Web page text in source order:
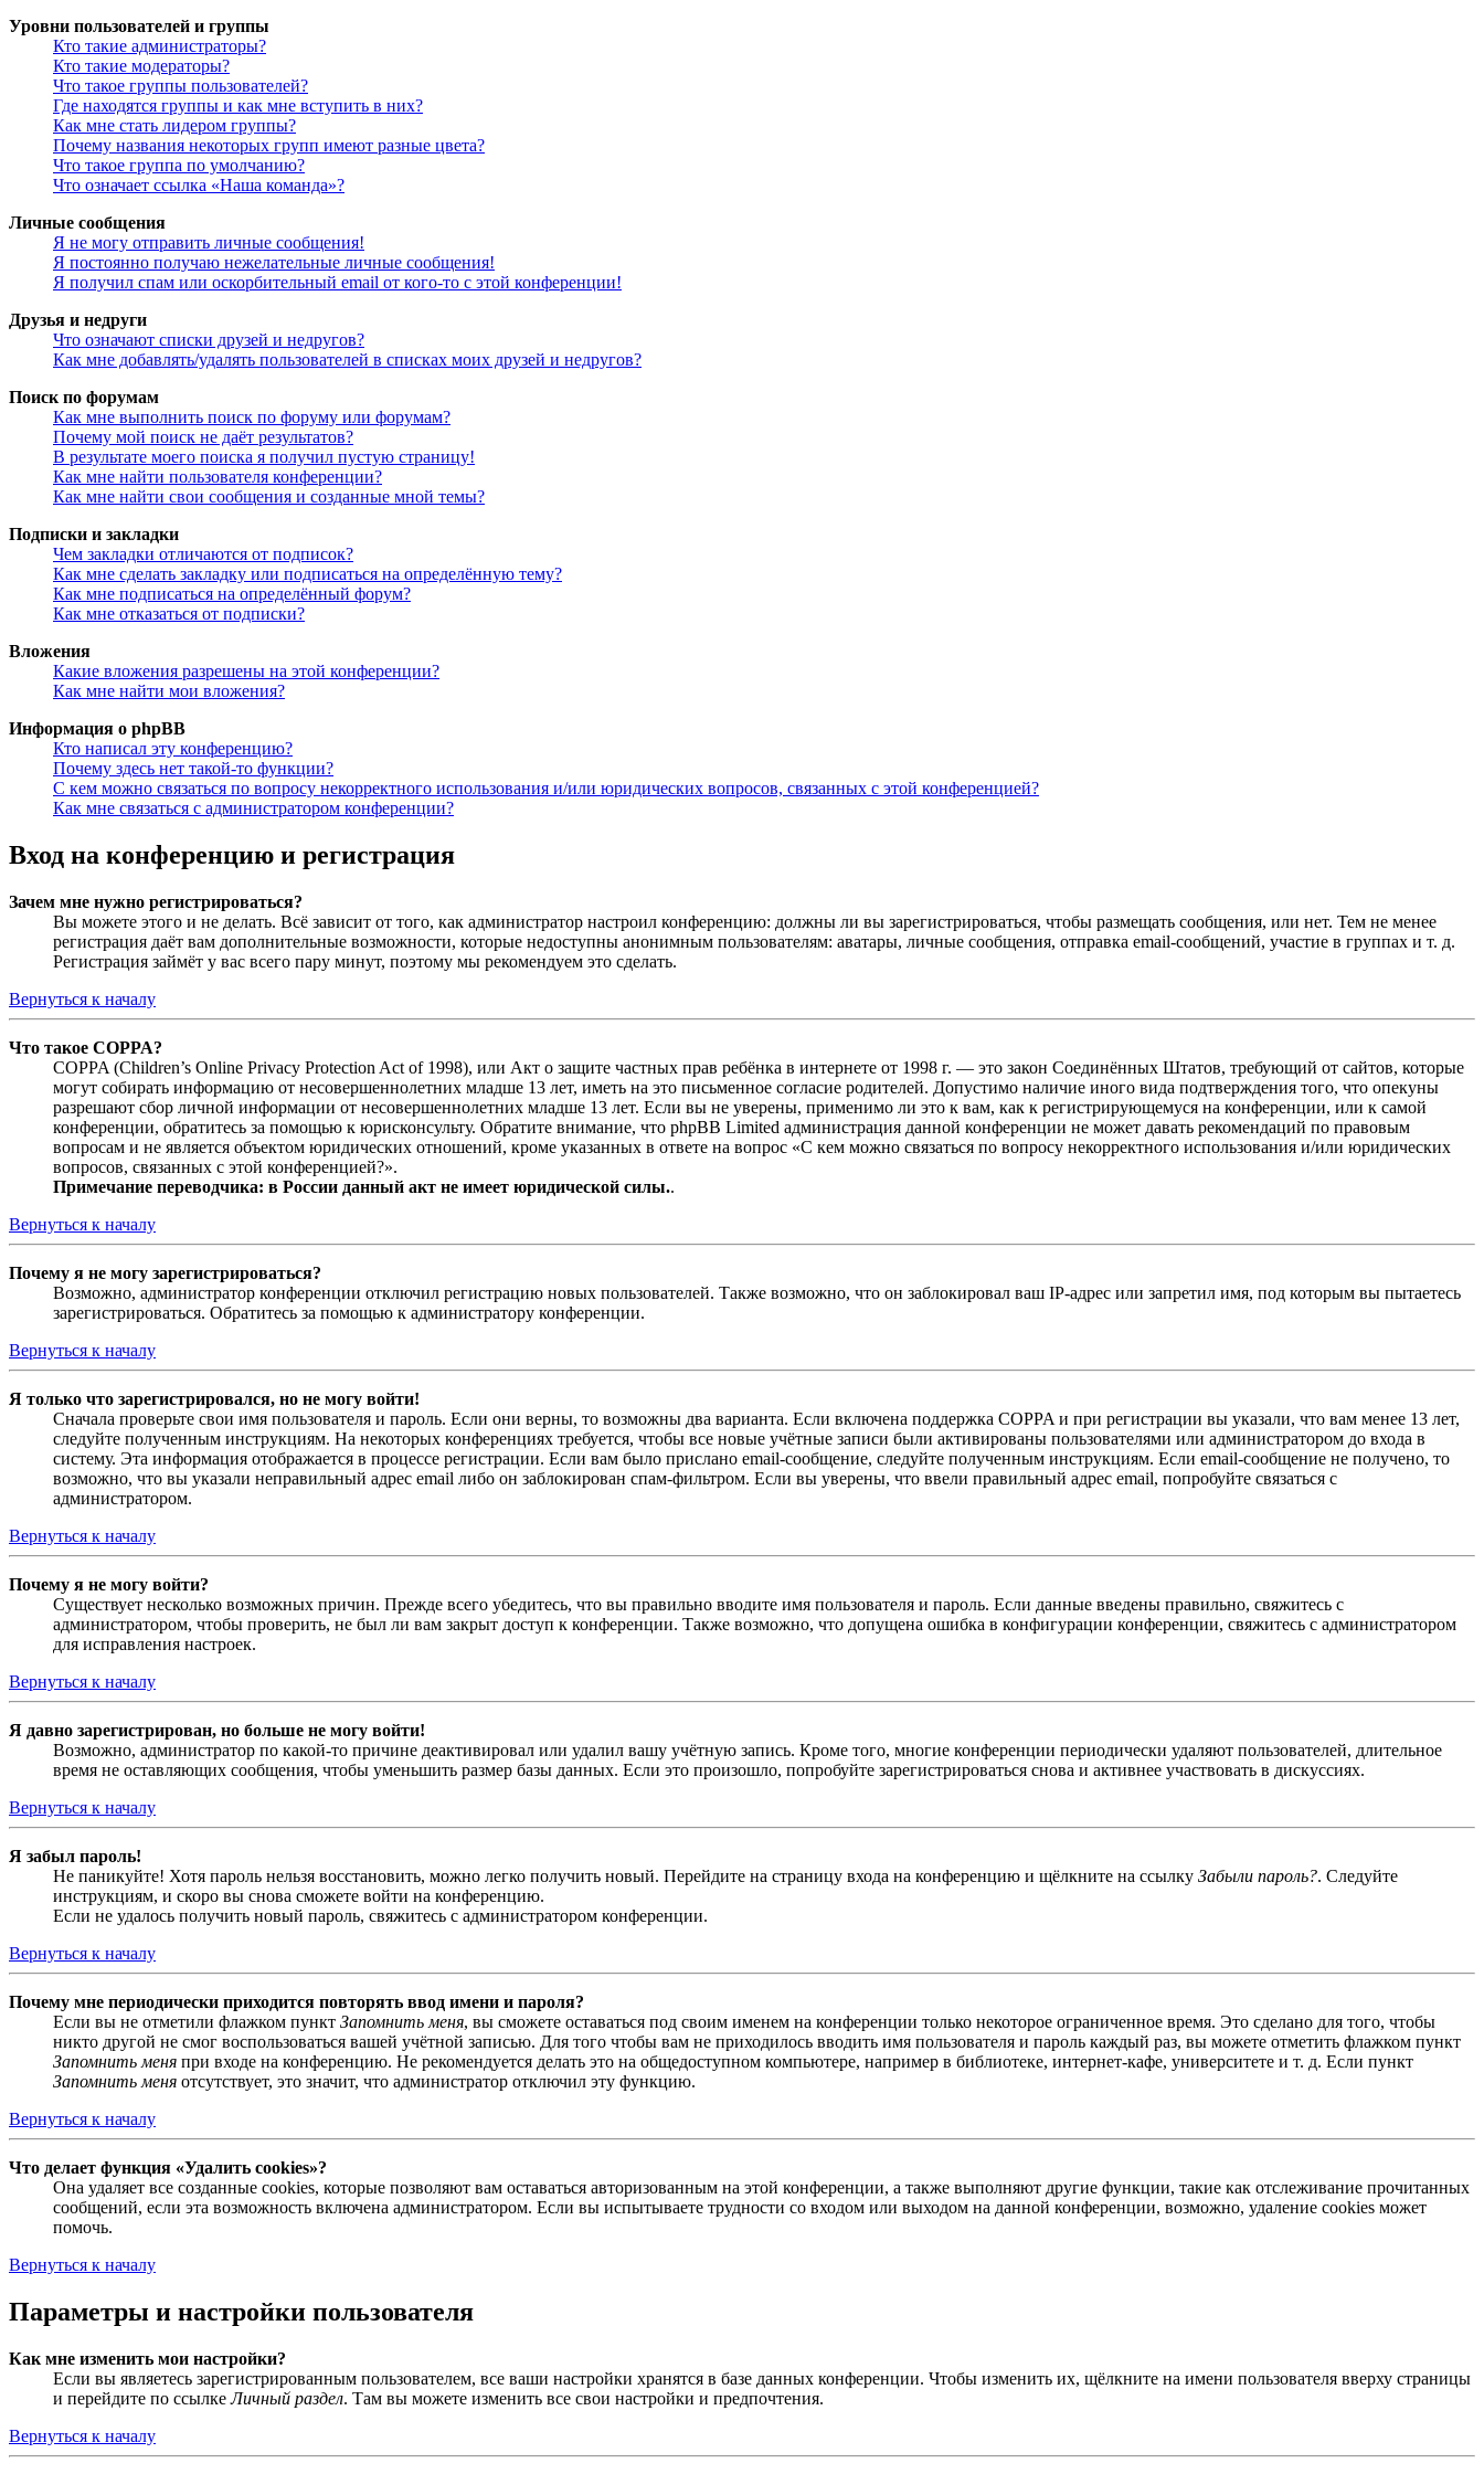
Уровни пользователей и группы
Кто такие администраторы?
Кто такие модераторы?
Что такое группы пользователей?
Где находятся группы и как мне вступить в них?
Как мне стать лидером группы?
Почему названия некоторых групп имеют разные цвета?
Что такое группа по умолчанию?
Что означает ссылка «Наша команда»?
Личные сообщения
Я не могу отправить личные сообщения!
Я постоянно получаю нежелательные личные сообщения!
Я получил спам или оскорбительный email от кого-то с этой конференции!
Друзья и недруги
Что означают списки друзей и недругов?
Как мне добавлять/удалять пользователей в списках моих друзей и недругов?
Поиск по форумам
Как мне выполнить поиск по форуму или форумам?
Почему мой поиск не даёт результатов?
В результате моего поиска я получил пустую страницу!
Как мне найти пользователя конференции?
Как мне найти свои сообщения и созданные мной темы?
Подписки и закладки
Чем закладки отличаются от подписок?
Как мне сделать закладку или подписаться на определённую тему?
Как мне подписаться на определённый форум?
Как мне отказаться от подписки?
Вложения
Какие вложения разрешены на этой конференции?
Как мне найти мои вложения?
Информация о phpBB
Кто написал эту конференцию?
Почему здесь нет такой-то функции?
С кем можно связаться по вопросу некорректного использования и/или юридических вопросов, связанных с этой конференцией?
Как мне связаться с администратором конференции?
Вход на конференцию и регистрация
Зачем мне нужно регистрироваться?
Вы можете этого и не делать. Всё зависит от того, как администратор настроил конференцию: должны ли вы зарегистрироваться, чтобы размещать сообщения, или нет. Тем не менее
регистрация даёт вам дополнительные возможности, которые недоступны анонимным пользователям: аватары, личные сообщения, отправка email-сообщений, участие в группах и т. д.
Регистрация займёт у вас всего пару минут, поэтому мы рекомендуем это сделать.
Вернуться к началу
Что такое COPPA?
COPPA (Children’s Online Privacy Protection Act of 1998), или Акт о защите частных прав ребёнка в интернете от 1998 г. — это закон Соединённых Штатов, требующий от сайтов, которые
могут собирать информацию от несовершеннолетних младше 13 лет, иметь на это письменное согласие родителей. Допустимо наличие иного вида подтверждения того, что опекуны
разрешают сбор личной информации от несовершеннолетних младше 13 лет. Если вы не уверены, применимо ли это к вам, как к регистрирующемуся на конференции, или к самой
конференции, обратитесь за помощью к юрисконсульту. Обратите внимание, что phpBB Limited администрация данной конференции не может давать рекомендаций по правовым
вопросам и не является объектом юридических отношений, кроме указанных в ответе на вопрос «С кем можно связаться по вопросу некорректного использования и/или юридических
вопросов, связанных с этой конференцией?».
Примечание переводчика: в России данный акт не имеет юридической силы..
Вернуться к началу
Почему я не могу зарегистрироваться?
Возможно, администратор конференции отключил регистрацию новых пользователей. Также возможно, что он заблокировал ваш IP-адрес или запретил имя, под которым вы пытаетесь
зарегистрироваться. Обратитесь за помощью к администратору конференции.
Вернуться к началу
Я только что зарегистрировался, но не могу войти!
Сначала проверьте свои имя пользователя и пароль. Если они верны, то возможны два варианта. Если включена поддержка COPPA и при регистрации вы указали, что вам менее 13 лет,
следуйте полученным инструкциям. На некоторых конференциях требуется, чтобы все новые учётные записи были активированы пользователями или администратором до входа в
систему. Эта информация отображается в процессе регистрации. Если вам было прислано email-сообщение, следуйте полученным инструкциям. Если email-сообщение не получено, то
возможно, что вы указали неправильный адрес email либо он заблокирован спам-фильтром. Если вы уверены, что ввели правильный адрес email, попробуйте связаться с
администратором.
Вернуться к началу
Почему я не могу войти?
Существует несколько возможных причин. Прежде всего убедитесь, что вы правильно вводите имя пользователя и пароль. Если данные введены правильно, свяжитесь с
администратором, чтобы проверить, не был ли вам закрыт доступ к конференции. Также возможно, что допущена ошибка в конфигурации конференции, свяжитесь с администратором
для исправления настроек.
Вернуться к началу
Я давно зарегистрирован, но больше не могу войти!
Возможно, администратор по какой-то причине деактивировал или удалил вашу учётную запись. Кроме того, многие конференции периодически удаляют пользователей, длительное
время не оставляющих сообщения, чтобы уменьшить размер базы данных. Если это произошло, попробуйте зарегистрироваться снова и активнее участвовать в дискуссиях.
Вернуться к началу
Я забыл пароль!
Не паникуйте! Хотя пароль нельзя восстановить, можно легко получить новый. Перейдите на страницу входа на конференцию и щёлкните на ссылку Забыли пароль?. Следуйте
инструкциям, и скоро вы снова сможете войти на конференцию.
Если не удалось получить новый пароль, свяжитесь с администратором конференции.
Вернуться к началу
Почему мне периодически приходится повторять ввод имени и пароля?
Если вы не отметили флажком пункт Запомнить меня, вы сможете оставаться под своим именем на конференции только некоторое ограниченное время. Это сделано для того, чтобы
никто другой не смог воспользоваться вашей учётной записью. Для того чтобы вам не приходилось вводить имя пользователя и пароль каждый раз, вы можете отметить флажком пункт
Запомнить меня при входе на конференцию. Не рекомендуется делать это на общедоступном компьютере, например в библиотеке, интернет-кафе, университете и т. д. Если пункт
Запомнить меня отсутствует, это значит, что администратор отключил эту функцию.
Вернуться к началу
Что делает функция «Удалить cookies»?
Она удаляет все созданные cookies, которые позволяют вам оставаться авторизованным на этой конференции, а также выполняют другие функции, такие как отслеживание прочитанных
сообщений, если эта возможность включена администратором. Если вы испытываете трудности со входом или выходом на данной конференции, возможно, удаление cookies может
помочь.
Вернуться к началу
Параметры и настройки пользователя
Как мне изменить мои настройки?
Если вы являетесь зарегистрированным пользователем, все ваши настройки хранятся в базе данных конференции. Чтобы изменить их, щёлкните на имени пользователя вверху страницы
и перейдите по ссылкеЛичный раздел. Там вы можете изменить все свои настройки и предпочтения.
Вернуться к началу